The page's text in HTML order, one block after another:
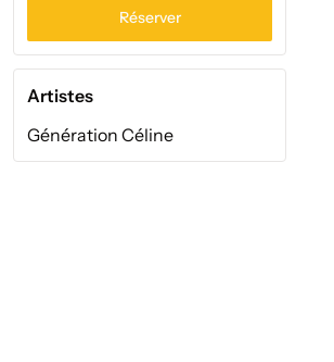
Réserver
Artistes
Génération Céline